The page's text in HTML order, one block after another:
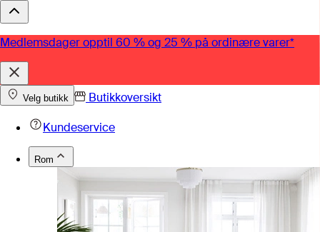
Medlemsdager opptil 60 % og 25 % på ordinære varer*
Velg butikk
Butikkoversikt
Kundeservice
Rom